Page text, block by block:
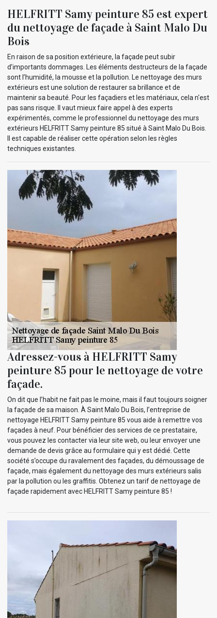
HELFRITT Samy peinture 85 est expert
du nettoyage de façade à Saint Malo Du
Bois
En raison de sa position extérieure, la façade peut subir
d’importants dommages. Les éléments destructeurs de la façade
sont l’humidité, la mousse et la pollution. Le nettoyage des murs
extérieurs est une solution de restaurer sa brillance et de
maintenir sa beauté. Pour les façadiers et les matériaux, cela n'est
pas sans risque. Il vaut mieux faire appel à des experts
expérimentés, comme le professionnel du nettoyage des murs
extérieurs HELFRITT Samy peinture 85 situé à Saint Malo Du Bois.
Il est capable de réaliser cette opération selon les règles
techniques existantes.
Adressez-vous à HELFRITT Samy
peinture 85 pour le nettoyage de votre
façade.
On dit que l’habit ne fait pas le moine, mais il faut toujours soigner
la façade de sa maison. À Saint Malo Du Bois, l’entreprise de
nettoyage HELFRITT Samy peinture 85 vous aide à remettre vos
façades à neuf. Pour bénéficier des services de ce prestataire,
vous pouvez les contacter via leur site web, ou leur envoyer une
demande de devis grâce au formulaire qui y est dédié. Cette
société s’occupe du ravalement des façades, du démoussage de
façade, mais également du nettoyage des murs extérieurs salis
par la pollution ou les graffitis. Obtenez un tarif de nettoyage de
façade rapidement avec HELFRITT Samy peinture 85 !